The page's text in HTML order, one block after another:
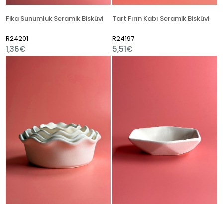
Fika Sunumluk Seramik Bisküvi
R24201
1,36€
Tart Fırın Kabı Seramik Bisküvi
R24197
5,51€